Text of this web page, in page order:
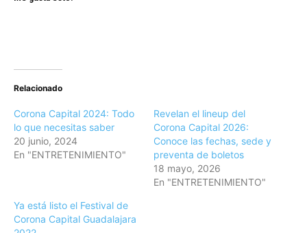
Relacionado
Corona Capital 2024: Todo
lo que necesitas saber
20 junio, 2024
En "ENTRETENIMIENTO"
Revelan el lineup del
Corona Capital 2026:
Conoce las fechas, sede y
preventa de boletos
18 mayo, 2026
En "ENTRETENIMIENTO"
Ya está listo el Festival de
Corona Capital Guadalajara